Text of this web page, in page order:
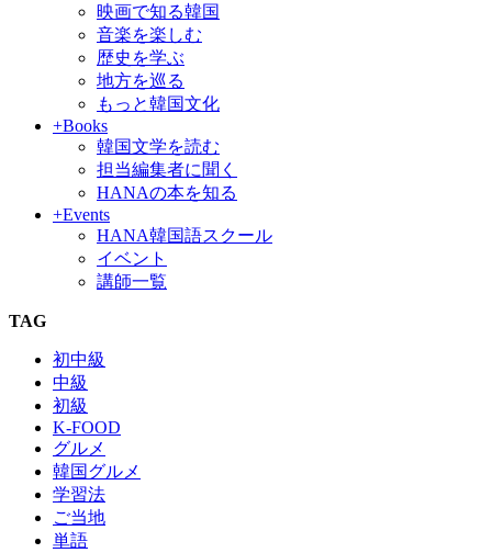
映画で知る韓国
音楽を楽しむ
歴史を学ぶ
地方を巡る
もっと韓国文化
+Books
韓国文学を読む
担当編集者に聞く
HANAの本を知る
+Events
HANA韓国語スクール
イベント
講師一覧
TAG
初中級
中級
初級
K-FOOD
グルメ
韓国グルメ
学習法
ご当地
単語